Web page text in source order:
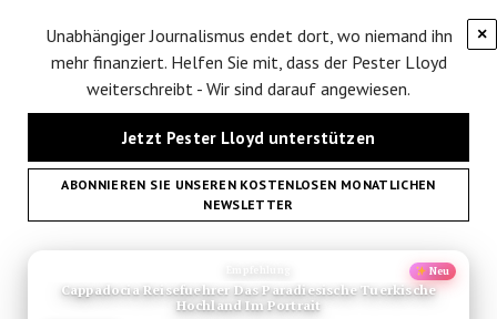
×
Unabhängiger Journalismus endet dort, wo niemand ihn
mehr finanziert. Helfen Sie mit, dass der Pester Lloyd
weiterschreibt - Wir sind darauf angewiesen.
Jetzt Pester Lloyd unterstützen
ABONNIEREN SIE UNSEREN KOSTENLOSEN MONATLICHEN
NEWSLETTER
Neu
Cappadocia Reisefuehrer Das Paradiesische Tuerkische
Hochland Im Portrait